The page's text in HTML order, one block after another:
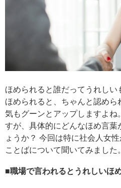
ほめられると誰だってうれしい
ほめられると、ちゃんと認めら
気もグーンとアップしますよ
すが、具体的にどんなほめ言葉
ょうか？ 今回は特に社会人女
ことばについて聞いてみました。
■職場で言われるとうれしいほ